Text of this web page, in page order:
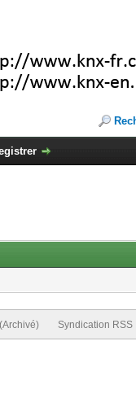
Syndication RSS